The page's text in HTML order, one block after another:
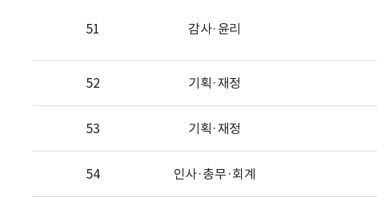
51 감사·윤리
52 기획·재정
53 기획·재정
54 인사·총무·회계